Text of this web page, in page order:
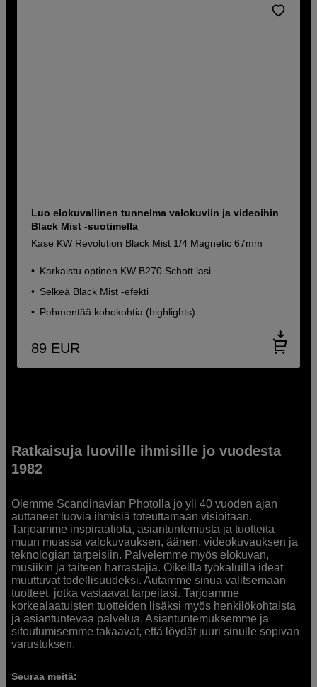
Luo elokuvallinen tunnelma valokuviin ja videoihin
Black Mist -suotimella
Kase KW Revolution Black Mist 1/4 Magnetic 67mm
Karkaistu optinen KW B270 Schott lasi
Selkeä Black Mist -efekti
Pehmentää kohokohtia (highlights)
89 EUR
Ratkaisuja luoville ihmisille jo vuodesta
1982
Olemme Scandinavian Photolla jo yli 40 vuoden ajan
auttaneet luovia ihmisiä toteuttamaan visioitaan.
Tarjoamme inspiraatiota, asiantuntemusta ja tuotteita
muun muassa valokuvauksen, äänen, videokuvauksen ja
teknologian tarpeisiin. Palvelemme myös elokuvan,
musiikin ja taiteen harrastajia. Oikeilla työkaluilla ideat
muuttuvat todellisuudeksi. Autamme sinua valitsemaan
tuotteet, jotka vastaavat tarpeitasi. Tarjoamme
korkealaatuisten tuotteiden lisäksi myös henkilökohtaista
ja asiantuntevaa palvelua. Asiantuntemuksemme ja
sitoutumisemme takaavat, että löydät juuri sinulle sopivan
varustuksen.
Seuraa meitä: